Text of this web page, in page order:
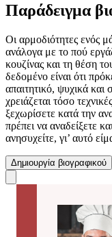
Παράδειγμα
Οι αρμοδιότητες ενός
ανάλογα με το πού
κουζίνας και τη θέση
δεδομένο είναι ότι
απαιτητικό, ψυχικά και
χρειάζεται τόσο
ξεχωρίσετε κατά την
πρέπει να αναδείξετε
ανησυχείτε, γι’ αυτό
Δημιουργία βιογραφικού